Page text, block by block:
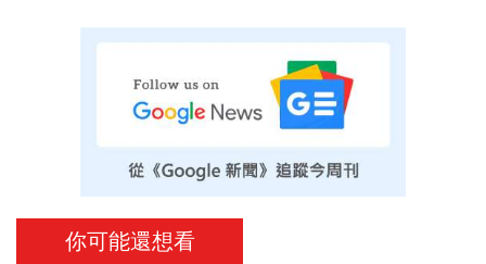
你可能還想看